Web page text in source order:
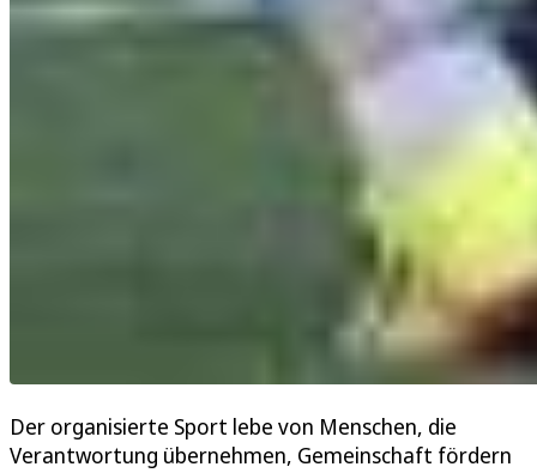
Der organisierte Sport lebe von Menschen, die
Verantwortung übernehmen, Gemeinschaft fördern